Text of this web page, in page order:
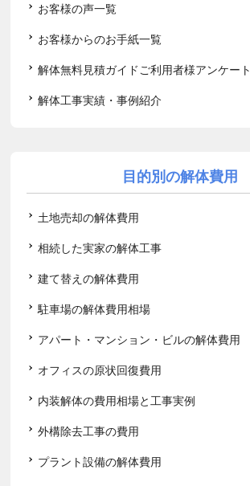
お客様の声一覧
お客様からのお手紙一覧
解体無料見積ガイドご利用者様アンケート
解体工事実績・事例紹介
目的別の解体費用
土地売却の解体費用
相続した実家の解体工事
建て替えの解体費用
駐車場の解体費用相場
アパート・マンション・ビルの解体費用
オフィスの原状回復費用
内装解体の費用相場と工事実例
外構除去工事の費用
プラント設備の解体費用